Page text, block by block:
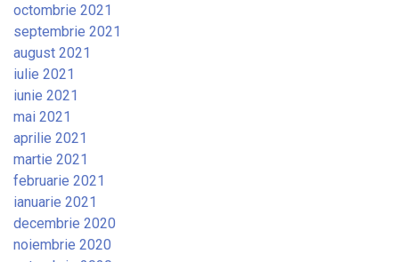
octombrie 2021
septembrie 2021
august 2021
iulie 2021
iunie 2021
mai 2021
aprilie 2021
martie 2021
februarie 2021
ianuarie 2021
decembrie 2020
noiembrie 2020